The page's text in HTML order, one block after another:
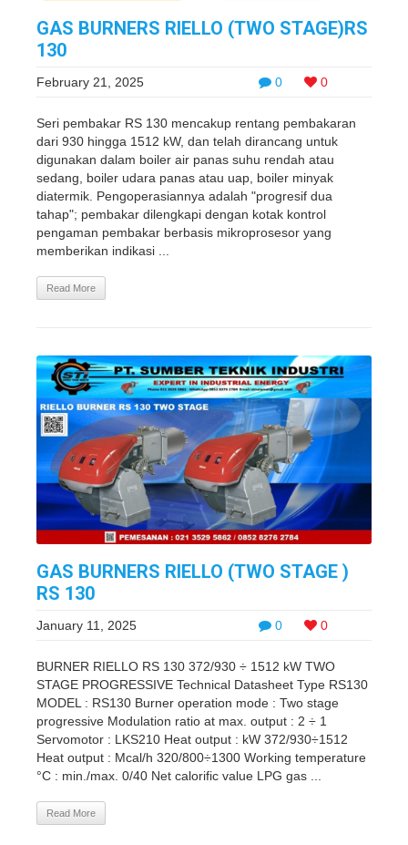
GAS BURNERS RIELLO (TWO STAGE)RS
130
0 0
February 21, 2025
Seri pembakar RS 130 mencakup rentang pembakaran
dari 930 hingga 1512 kW, dan telah dirancang untuk
digunakan dalam boiler air panas suhu rendah atau
sedang, boiler udara panas atau uap, boiler minyak
diatermik. Pengoperasiannya adalah "progresif dua
tahap"; pembakar dilengkapi dengan kotak kontrol
pengaman pembakar berbasis mikroprosesor yang
memberikan indikasi ...
Read More
GAS BURNERS RIELLO (TWO STAGE )
RS 130
0 0
January 11, 2025
BURNER RIELLO RS 130 372/930 ÷ 1512 kW TWO
STAGE PROGRESSIVE Technical Datasheet Type RS130
MODEL : RS130 Burner operation mode : Two stage
progressive Modulation ratio at max. output : 2 ÷ 1
Servomotor : LKS210 Heat output : kW 372/930÷1512
Heat output : Mcal/h 320/800÷1300 Working temperature
°C : min./max. 0/40 Net calorific value LPG gas ...
Read More